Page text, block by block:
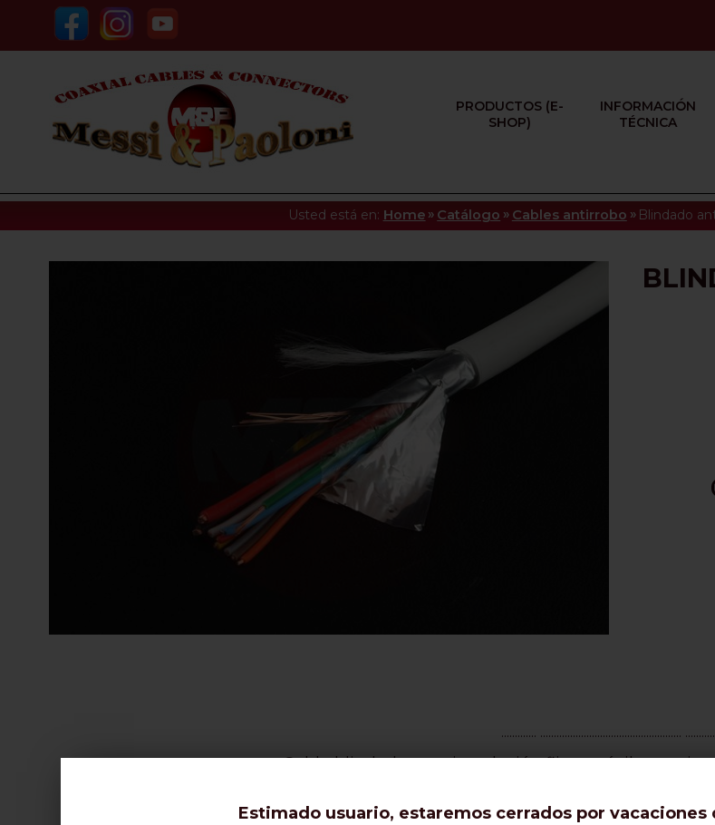
PRODUCTOS (E-
SHOP)
INFORMACIÓN
TÉCNICA
Usted está en: Home » Catálogo » Cables antirrobo » Blindado
............. ....................................................
Cable blindado para instalación fija y móvil para
Estimado usuario, estaremos cerrados por vacaciones